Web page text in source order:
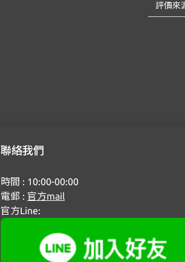
聯絡我們
時間 : 10:00-00:00
電郵 : 官方mail
官方Line: